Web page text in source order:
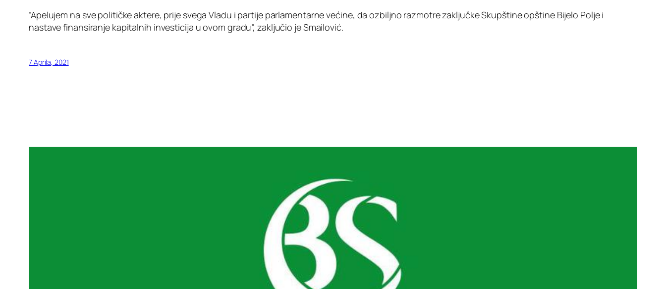
“Apelujem na sve političke aktere, prije svega Vladu i partije parlamentarne većine, da ozbiljno razmotre zaključke Skupštine opštine Bijelo Polje i
nastave finansiranje kapitalnih investicija u ovom gradu”, zaključio je Smailović.
7 Aprila, 2021